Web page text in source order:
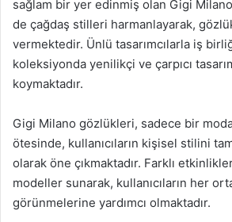
sağlam bir yer edinmiş olan Gigi
de çağdaş stilleri harmanlayarak,
vermektedir. Ünlü tasarımcılarla iş
koleksiyonda yenilikçi ve çarpıcı
koymaktadır.
Gigi Milano gözlükleri, sadece bir
ötesinde, kullanıcıların kişisel stilini
olarak öne çıkmaktadır. Farklı
modeller sunarak, kullanıcıların her
görünmelerine yardımcı olmaktadır.